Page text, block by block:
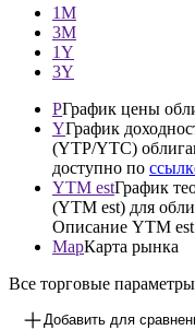
1М
3М
1Y
3Y
PГрафик цены
YГрафик
(YTP/YTC)
доступно по
YTM estГрафик
(YTM est) для
Описание YTM
MapКарта рынка
Все торговые
Добавить для